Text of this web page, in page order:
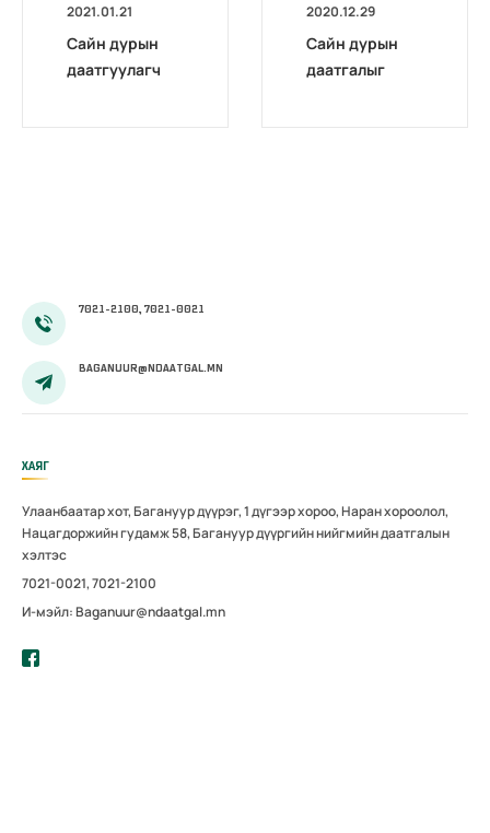
2021.01.21
Сайн дурын
даатгуулагч
2020.12.29
Сайн дурын
даатгалыг
7021-2100, 7021-0021
BAGANUUR@NDAATGAL.MN
ХАЯГ
Улаанбаатар хот, Багануур дүүрэг, 1 дүгээр хороо, Наран хороолол,
Нацагдоржийн гудамж 58, Багануур дүүргийн нийгмийн даатгалын
хэлтэс
7021-0021, 7021-2100
И-мэйл: Baganuur@ndaatgal.mn